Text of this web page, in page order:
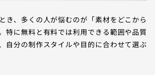
き、多くの人が悩むのが「素材をどこから
特に無料と有料では利用できる範囲や品質
自分の制作スタイルや目的に合わせて選ぶ